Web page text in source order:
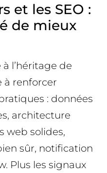
et les SEO :
de mieux
l’héritage de
à renforcer
: données
architecture
web solides,
sûr, notification
Plus les signaux